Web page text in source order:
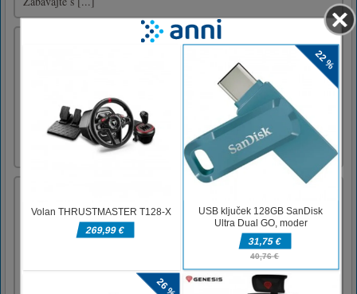
Draw Parking
Pripravite se na razburljivo igro parkiranja.
Povlecite, da parkirate avtomobile in se
izognete trčenju avtomobilov. Parkirajte svoje
avtomobile, ne da bi trčili drug z drugim.
Neverjetna puzzle igra z vznemirljivo igro.
Poiščite parkirni prostor in parkirajte
avtomobile.Kliknite [...]
Return to the bullfight wilderness with this
addictive bull fighting game. The terror on
the city surpassed with wild bull rampage on
the streets where the only solution to restore
the peace is to aim and shoot them in the
head. Bull Shooting game is designed to equip